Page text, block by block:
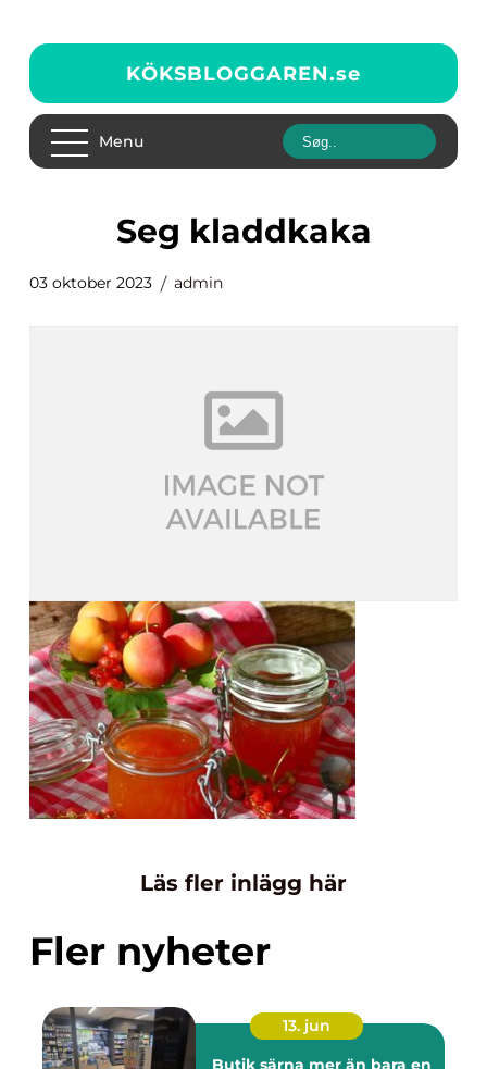
KÖKSBLOGGAREN.se
Menu
seg kladdkaka
03 oktober 2023 admin
Läs fler inlägg här
Fler nyheter
13. jun
Butik särna mer än bara en